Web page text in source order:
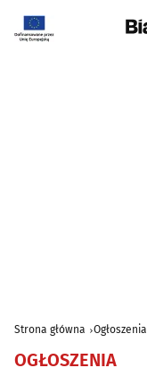
Strona główna Ogłoszenia
OGŁOSZENIA